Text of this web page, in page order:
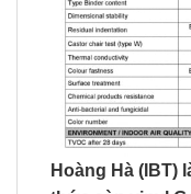
Hoàng Hà (IBT)